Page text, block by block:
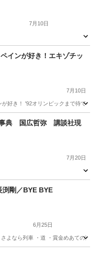
7月10日
種類 インが好き！エキゾチッ
7月10日
好き！ '92オリンピックまで待て
ペイン
事典 国広哲弥 講談社現
7月20日
剛／BYE BYE
6月25日
よなら列車 ・道 ・賞金めあての